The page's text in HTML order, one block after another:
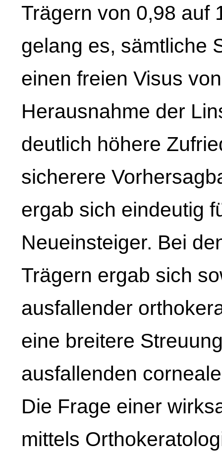
Trägern von 0,98 auf
gelang es, sämtliche
einen freien Visus
Herausnahme der
deutlich höhere
sicherere
ergab sich eindeutig
Neueinsteiger. Bei
Trägern ergab sich
ausfallender
eine breitere
ausfallenden
Die Frage einer
mittels